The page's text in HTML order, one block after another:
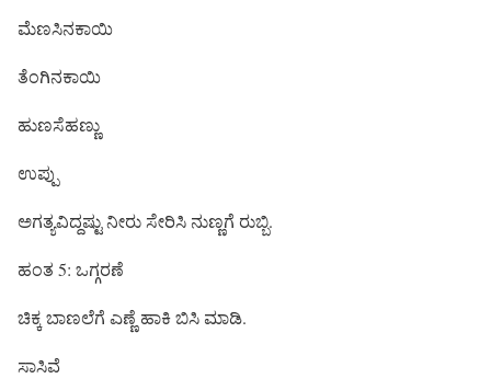
ಮೆಣಸಿನಕಾಯಿ
ತೆಂಗಿನಕಾಯಿ
ಹುಣಸೆಹಣ್ಣು
ಉಪ್ಪು
ಅಗತ್ಯವಿದ್ದಷ್ಟು ನೀರು ಸೇರಿಸಿ ನುಣ್ಣಗೆ ರುಬ್ಬಿ.
ಹಂತ 5: ಒಗ್ಗರಣೆ
ಚಿಕ್ಕ ಬಾಣಲೆಗೆ ಎಣ್ಣೆ ಹಾಕಿ ಬಿಸಿ ಮಾಡಿ.
ಸಾಸಿವೆ